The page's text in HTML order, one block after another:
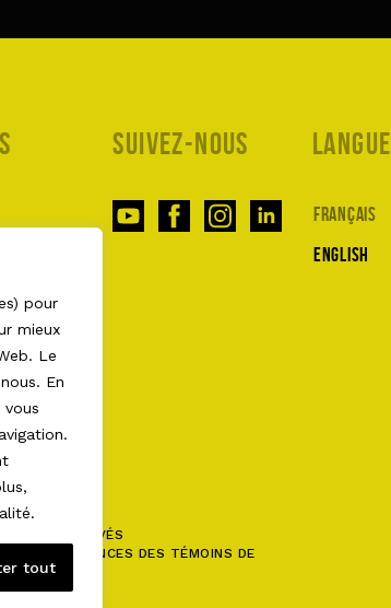
pour
mieux
Le
En
.
tout
Suivez-nous Langue
Français
English
RÉSERVÉS
PRÉFÉRENCES DES TÉMOINS DE